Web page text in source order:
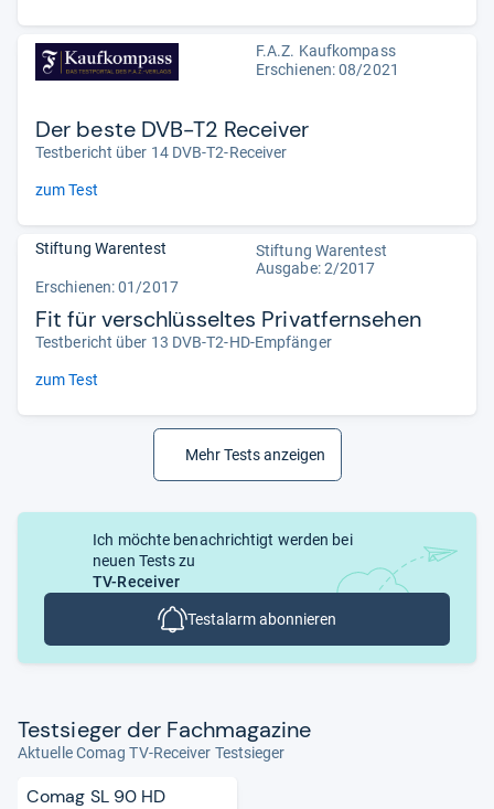
F.A.Z. Kaufkompass
Erschienen: 08/2021
Der beste DVB-T2 Receiver
Testbericht über 14 DVB-T2-Receiver
zum Test
Stiftung Warentest
Stiftung Warentest
Ausgabe: 2/2017
Erschienen: 01/2017
Fit für verschlüsseltes Privatfernsehen
Testbericht über 13 DVB-T2-HD-Empfänger
zum Test
Mehr Tests anzeigen
Ich möchte benachrichtigt werden bei
neuen Tests zu
TV-Receiver
Testalarm abonnieren
Test­sie­ger der Fach­ma­ga­zine
Aktuelle Comag TV-Receiver Testsieger
Comag SL 90 HD